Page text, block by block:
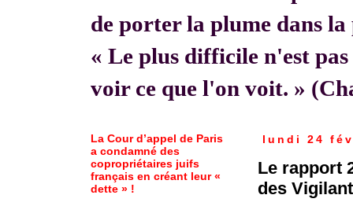
de porter la plume dans
« Le plus difficile n'est
voir ce que l'on voit. »
lundi 24
Le rapport
des
La Cour d’appel de Paris
a condamné des
copropriétaires juifs
français en créant leur «
dette » !